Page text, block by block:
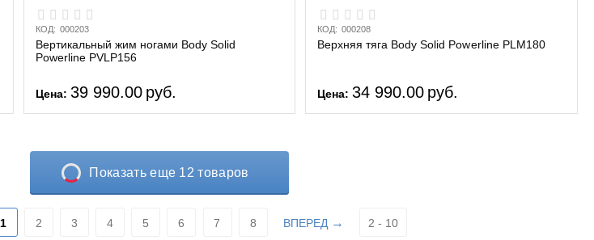
КОД: 000203
Вертикальный жим ногами Body Solid
Powerline PVLP156
Цена: 39 990.00 руб.
КОД: 000208
Верхняя тяга Body Solid Powerline PLM180
Цена: 34 990.00 руб.
Показать еще 12 товаров
1 2 3 4 5 6 7 8 ВПЕРЕД 2 - 10